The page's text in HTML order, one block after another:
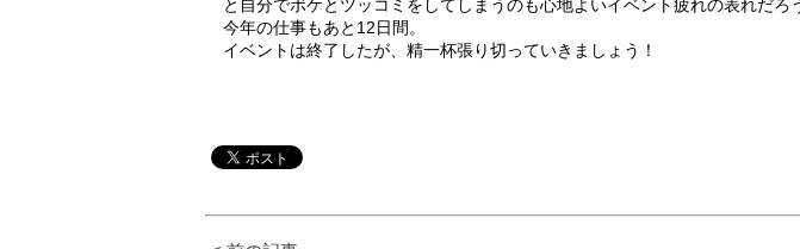
と自分でボケとツッコミをしてしまうのも心地よいイベント疲れの表れだろ
今年の仕事もあと12日間。
イベントは終了したが、精一杯張り切っていきましょう！